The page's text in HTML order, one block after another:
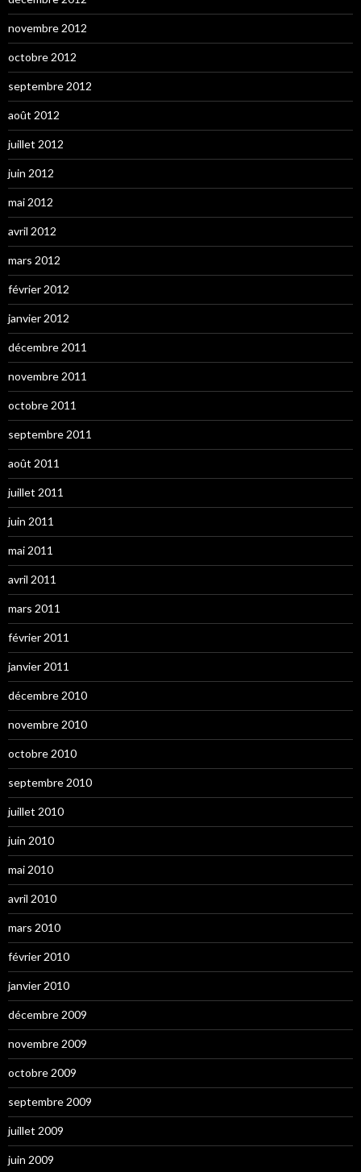
novembre 2012
octobre 2012
septembre 2012
août 2012
juillet 2012
juin 2012
mai 2012
avril 2012
mars 2012
février 2012
janvier 2012
décembre 2011
novembre 2011
octobre 2011
septembre 2011
août 2011
juillet 2011
juin 2011
mai 2011
avril 2011
mars 2011
février 2011
janvier 2011
décembre 2010
novembre 2010
octobre 2010
septembre 2010
juillet 2010
juin 2010
mai 2010
avril 2010
mars 2010
février 2010
janvier 2010
décembre 2009
novembre 2009
octobre 2009
septembre 2009
juillet 2009
juin 2009